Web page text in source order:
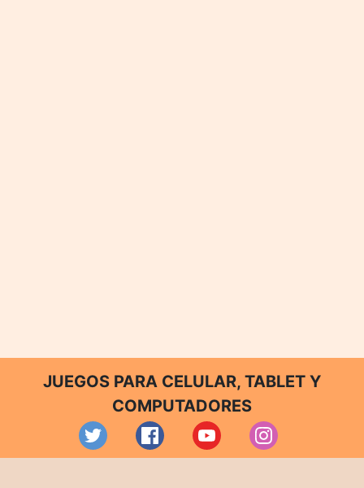
JUEGOS PARA CELULAR, TABLET Y
COMPUTADORES